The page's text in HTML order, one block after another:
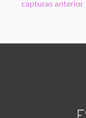
capturas anterior